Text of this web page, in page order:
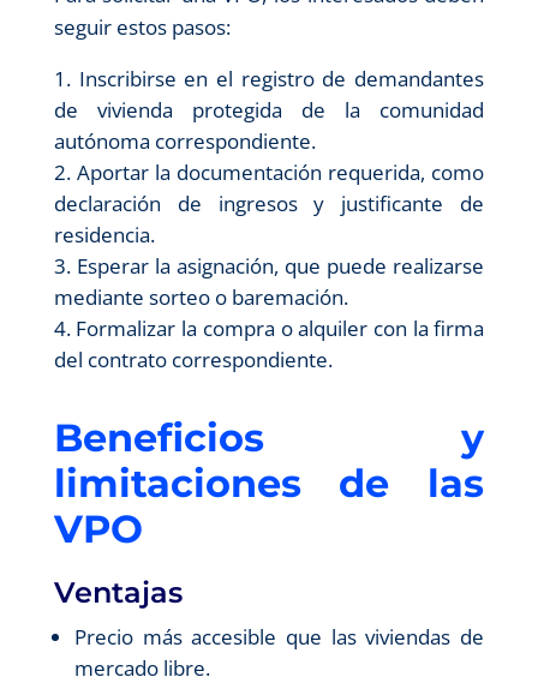
seguir estos pasos:
Inscribirse en el registro de demandantes
de vivienda protegida de la comunidad
autónoma correspondiente.
Aportar la documentación requerida, como
declaración de ingresos y justificante de
residencia.
Esperar la asignación, que puede realizarse
mediante sorteo o baremación.
Formalizar la compra o alquiler con la firma
del contrato correspondiente.
Beneficios y
limitaciones de las
VPO
Ventajas
Precio más accesible que las viviendas de
mercado libre.